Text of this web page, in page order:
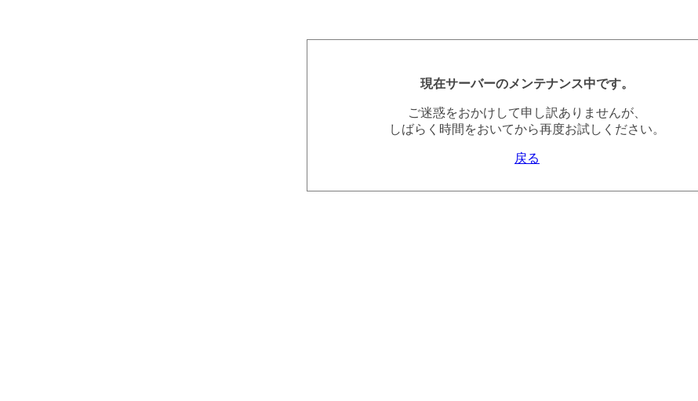
現在サーバーのメンテナンス中です。
ご迷惑をおかけして申し訳ありませんが、
しばらく時間をおいてから再度お試しください。
戻る